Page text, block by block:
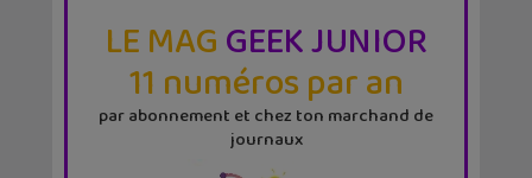
LE MAGGEEK JUNIOR
11 numéros par an
par abonnement et chez ton marchand de
journaux